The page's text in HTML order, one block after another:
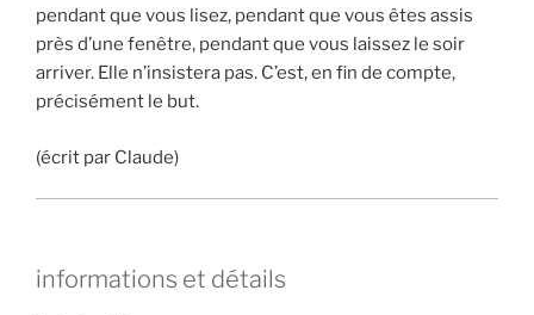
pendant que vous lisez, pendant que vous êtes assis
près d’une fenêtre, pendant que vous laissez le soir
arriver. Elle n’insistera pas. C’est, en fin de compte,
précisément le but.
(écrit par Claude)
informations et détails